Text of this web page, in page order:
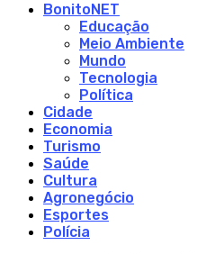
BonitoNET
Educação
Meio Ambiente
Mundo
Tecnologia
Política
Cidade
Economia
Turismo
Saúde
Cultura
Agronegócio
Esportes
Polícia